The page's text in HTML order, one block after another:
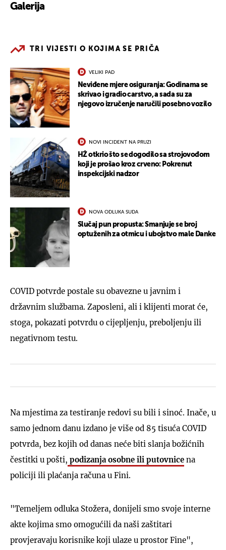
Galerija
TRI VIJESTI O KOJIMA SE PRIČA
VELIKI PAD
Neviđene mjere osiguranja: Godinama se
skrivao i gradio carstvo, a sada su za
njegovo izručenje naručili posebno vozilo
NOVI INCIDENT NA PRUZI
HŽ otkrio što se dogodilo sa strojovođom
koji je prošao kroz crveno: Pokrenut
inspekcijski nadzor
NOVA ODLUKA SUDA
Slučaj pun propusta: Smanjuje se broj
optuženih za otmicu i ubojstvo male Danke
COVID potvrde postale su obavezne u javnim i
državnim službama. Zaposleni, ali i klijenti morat će,
stoga, pokazati potvrdu o cijepljenju, preboljenju ili
negativnom testu.
Na mjestima za testiranje redovi su bili i sinoć. Inače, u
samo jednom danu izdano je više od 85 tisuća COVID
potvrda, bez kojih od danas neće biti slanja božićnih
čestitki u pošti, podizanja osobne ili putovnice na
policiji ili plaćanja računa u Fini.
"Temeljem odluka Stožera, donijeli smo svoje interne
akte kojima smo omogućili da naši zaštitari
provjeravaju korisnike koji ulaze u prostor Fine",